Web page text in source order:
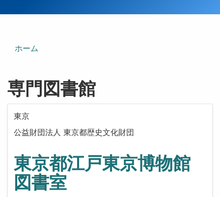
ホーム
専門図書館
東京
公益財団法人 東京都歴史文化財団
東京都江戸東京博物館
図書室